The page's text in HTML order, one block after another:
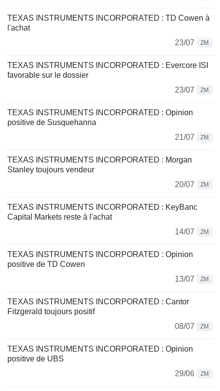
TEXAS INSTRUMENTS INCORPORATED : TD Cowen à
l'achat
23/07
ZM
TEXAS INSTRUMENTS INCORPORATED : Evercore ISI
favorable sur le dossier
23/07
ZM
TEXAS INSTRUMENTS INCORPORATED : Opinion
positive de Susquehanna
21/07
ZM
TEXAS INSTRUMENTS INCORPORATED : Morgan
Stanley toujours vendeur
20/07
ZM
TEXAS INSTRUMENTS INCORPORATED : KeyBanc
Capital Markets reste à l'achat
14/07
ZM
TEXAS INSTRUMENTS INCORPORATED : Opinion
positive de TD Cowen
13/07
ZM
TEXAS INSTRUMENTS INCORPORATED : Cantor
Fitzgerald toujours positif
08/07
ZM
TEXAS INSTRUMENTS INCORPORATED : Opinion
positive de UBS
29/06
ZM